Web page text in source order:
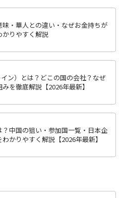
味・華人との違い・なぜお金持ちが
かりやすく解説
ン）とは？どこの国の会社？なぜ
を徹底解説【2026年最新】
？中国の狙い・参加国一覧・日本企
かりやすく解説【2026年最新】